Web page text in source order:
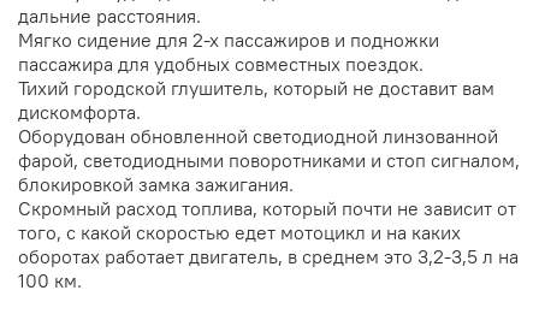
дальние расстояния.
Мягко сидение для 2-х пассажиров и подножки
пассажира для удобных совместных поездок.
Тихий городской глушитель, который не доставит вам
дискомфорта.
Оборудован обновленной светодиодной линзованной
фарой, светодиодными поворотниками и стоп сигналом,
блокировкой замка зажигания.
Скромный расход топлива, который почти не зависит от
того, с какой скоростью едет мотоцикл и на каких
оборотах работает двигатель, в среднем это 3,2-3,5 л на
100 км.